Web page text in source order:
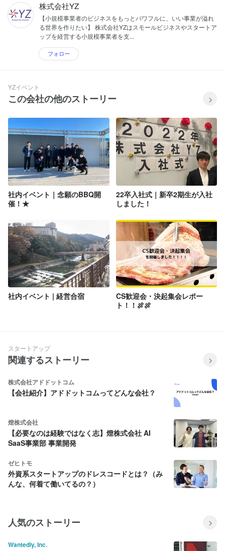
株式会社YZ
【小規模事業者のビジネスをもっとパワフルに、いい事業が溢れ
る世界を作りたい】 株式会社YZはスモールビジネスやスタートア
ップを経営する小規模事業者を支...
フォロー
YZイベント
この会社の他のストーリー
社内イベント｜念願のBBQ開
催！★
22卒入社式｜新卒2期生が入社
しました！
社内イベント | 経営合宿
CS歓迎会・決起集会レポー
ト！！🍖🍖
スタートアップ
関連するストーリー
株式会社アドドットコム
【会社紹介】アドドットコムってどんな会社？
燈株式会社
【必要なのは経験ではなく志】燈株式会社 AI
SaaS事業部 事業開発
ゼヒトモ
外資系スタートアップのドレスコードとは？（み
んな、何着て働いてるの？）
人気のストーリー
Wantedly, Inc.